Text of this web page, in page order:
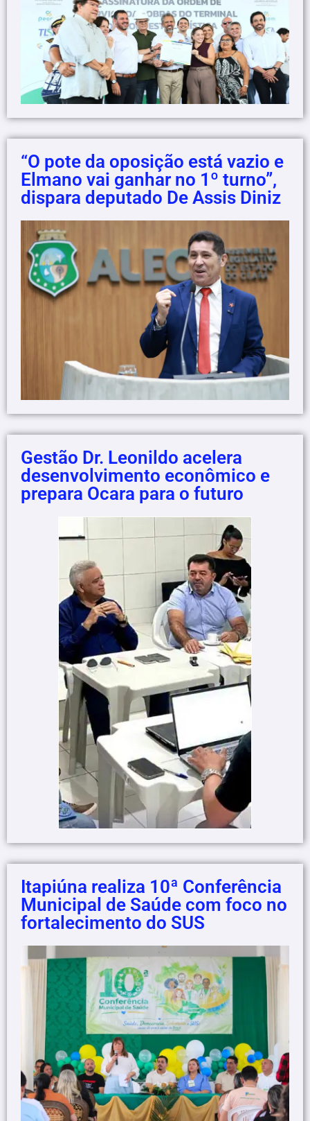
“O pote da oposição está vazio e
Elmano vai ganhar no 1º turno”,
dispara deputado De Assis Diniz
Gestão Dr. Leonildo acelera
desenvolvimento econômico e
prepara Ocara para o futuro
Itapiúna realiza 10ª Conferência
Municipal de Saúde com foco no
fortalecimento do SUS